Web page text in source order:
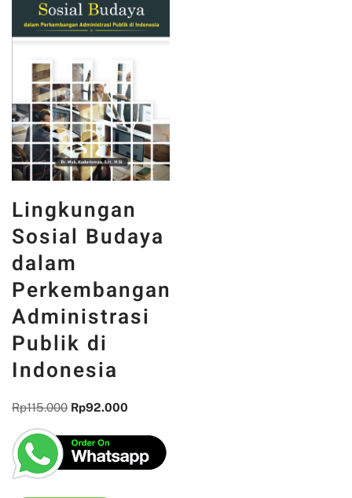
Lingkungan
Sosial Budaya
dalam
Perkembangan
Administrasi
Publik di
Indonesia
Rp115.000 Rp92.000